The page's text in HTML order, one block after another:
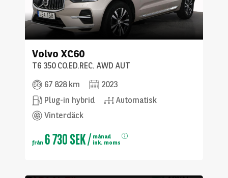
Volvo XC60
T6 350 CO.ED.REC. AWD AUT
67 828 km
2023
Plug-in hybrid
Automatisk
Vinterdäck
från 6 730 SEK/ månad
ink. moms